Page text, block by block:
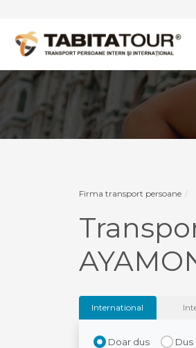
Firma transport persoane
International
Doar dus Dus